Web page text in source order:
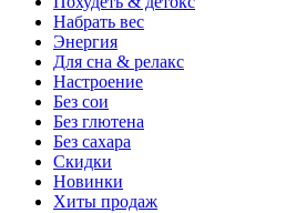
Набрать вес
Энергия
Для сна & релакс
Настроение
Без сои
Без глютена
Без сахара
Скидки
Новинки
Хиты продаж